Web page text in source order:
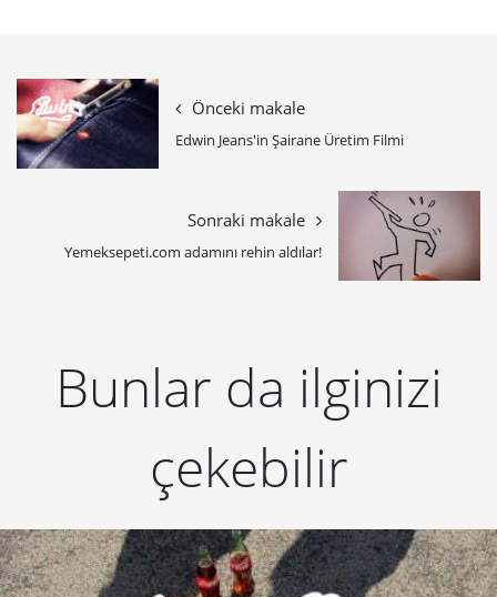
Önceki makale
Edwin Jeans'in Şairane Üretim Filmi
Sonraki makale
Yemeksepeti.com adamını rehin aldılar!
Bunlar da ilginizi
çekebilir